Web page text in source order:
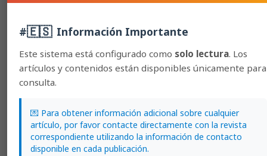
Short Communication
Nitrogen balance on Costa Rican dairy farms.
José Pablo Jiménez-Castro, Jorge Alberto Elizondo-Salazar
151-160
PDF (Español (España))
HTML (Español (España))
#🇪🇸 Información Importante
Este sistema está configurado como solo lectura. Los
artículos y contenidos están disponibles únicamente para
consulta.
💌 Para obtener información adicional sobre cualquier
artículo, por favor contacte directamente con la revista
correspondiente utilizando la información de contacto
disponible en cada publicación.